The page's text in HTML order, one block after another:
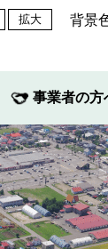
拡大 背景
事業者の方